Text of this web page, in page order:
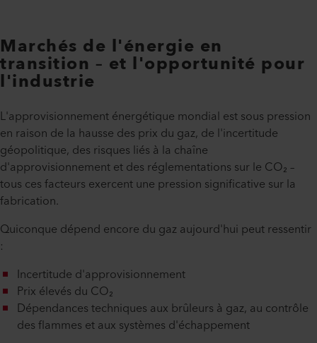
Marchés de l'énergie en
transition – et l'opportunité pour
l'industrie
L'approvisionnement énergétique mondial est sous pression
en raison de la hausse des prix du gaz, de l'incertitude
géopolitique, des risques liés à la chaîne
d'approvisionnement et des réglementations sur le CO₂ –
tous ces facteurs exercent une pression significative sur la
fabrication.
Quiconque dépend encore du gaz aujourd'hui peut ressentir
:
Incertitude d'approvisionnement
Prix élevés du CO₂
Dépendances techniques aux brûleurs à gaz, au contrôle
des flammes et aux systèmes d'échappement